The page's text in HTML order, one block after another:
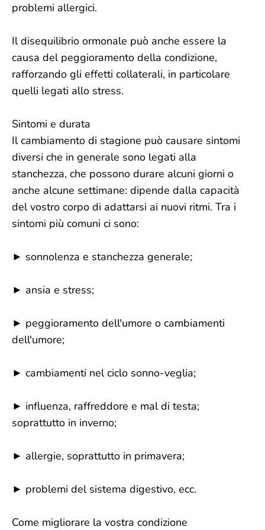
problemi allergici.
Il disequilibrio ormonale può anche essere la
causa del peggioramento della condizione,
rafforzando gli effetti collaterali, in particolare
quelli legati allo stress.
Sintomi e durata
Il cambiamento di stagione può causare sintomi
diversi che in generale sono legati alla
stanchezza, che possono durare alcuni giorni o
anche alcune settimane: dipende dalla capacità
del vostro corpo di adattarsi ai nuovi ritmi. Tra i
sintomi più comuni ci sono:
► sonnolenza e stanchezza generale;
► ansia e stress;
► peggioramento dell'umore o cambiamenti
dell'umore;
► cambiamenti nel ciclo sonno-veglia;
► influenza, raffreddore e mal di testa;
soprattutto in inverno;
► allergie, soprattutto in primavera;
► problemi del sistema digestivo, ecc.
Come migliorare la vostra condizione